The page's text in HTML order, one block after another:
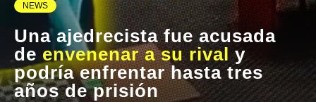
NEWS
Una ajedrecista fue acusada
de envenenar a su rivaly
podría enfrentar hasta tres
años de prisión